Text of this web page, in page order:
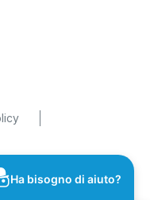
Ha bisogno di aiuto?